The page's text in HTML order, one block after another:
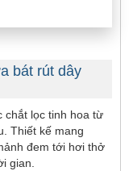
bát rút dây
chắt lọc tinh hoa từ
Thiết kế mang
đem tới hơi thở
gian.